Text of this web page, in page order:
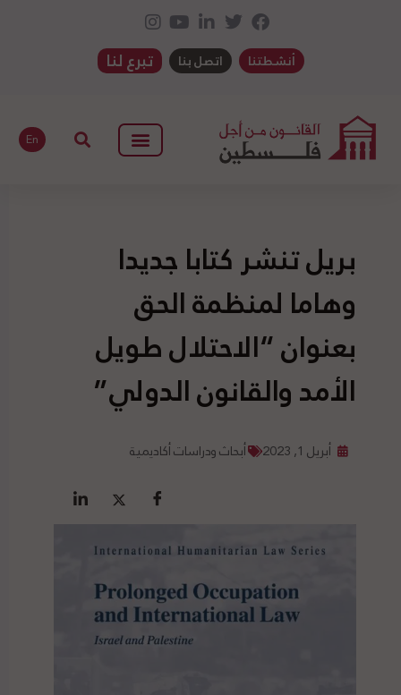
أنشطتنا اتصل بنا تبرع لنا
En
بريل تنشر كتابا جديدا
وهاما لمنظمة الحق
بعنوان “الاحتلال طويل
الأمد والقانون الدولي”
أبريل 1, 2023 أبحاث ودراسات أكاديمية